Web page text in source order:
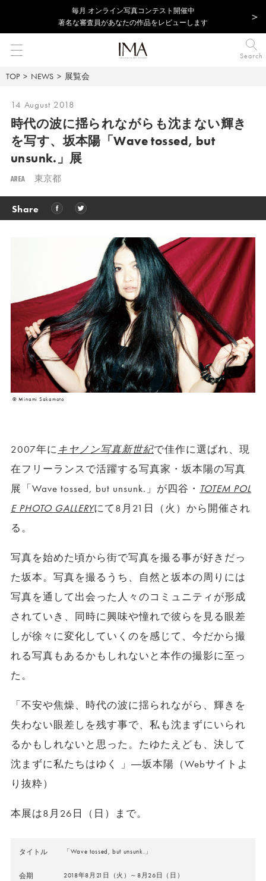
毎⽉ オンライン写真コンテスト開催中
著名な審査員があなたの作品をレビューします
Search
TOP NEWS 展覧会
14 August 2018
時代の波に揺られながらも沈まない輝き
を写す、坂本陽「Wave tossed, but
unsunk.」展
AREA 東京都
Share
© Minami Sakamoto
2007年にキヤノン写真新世紀で佳作に選ばれ、現
在フリーランスで活躍する写真家・坂本陽の写真
展「Wave tossed, but unsunk.」が四谷・ TOTEM POL
E PHOTO GALLERYにて8月21日（火）から開催され
る。
写真を始めた頃から街で写真を撮る事が好きだっ
た坂本。写真を撮るうち、自然と坂本の周りには
写真を通して出会った人々のコミュニティが形成
されていき、同時に興味や憧れで彼らを見る眼差
しが徐々に変化していくのを感じて、今だから撮
れる写真もあるかもしれないと本作の撮影に至っ
た。
「不安や焦燥、時代の波に揺られながら、輝きを
失わない眼差しを残す事で、私も沈まずにいられ
るかもしれないと思った。たゆたえども、決して
沈まずに私たちはゆく 」―坂本陽（Webサイトよ
り抜粋）
本展は8月26日（日）まで。
タイトル 「Wave tossed, but unsunk.」
会期 2018年8月21日（火）～8月26日（日）